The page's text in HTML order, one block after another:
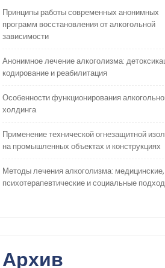
Принципы работы современных анонимных
программ восстановления от алкогольной
зависимости
Анонимное лечение алкоголизма:
кодирование и реабилитация
Особенности функционирования
холдинга
Применение технической огнезащитной
на промышленных объектах и конструкциях
Методы лечения алкоголизма: медицинские,
психотерапевтические и социальные
Архив